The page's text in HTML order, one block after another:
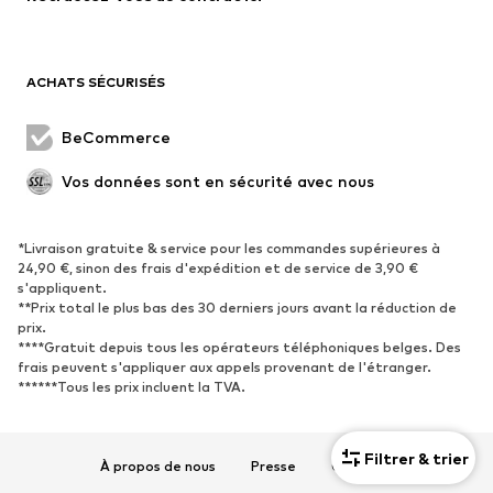
Filtrer & trier
Occasions spéciales
Nouveautés
Tendance
Baskets
Escarpins et talons hauts
Bottes
Sandales
Chaussures basses
Chaussures de sport
Ballerines
ACHATS SÉCURISÉS
BeCommerce
Vos données sont en sécurité avec nous
*Livraison gratuite & service pour les commandes supérieures à
24,90 €, sinon des frais d'expédition et de service de 3,90 €
s'appliquent.
**Prix total le plus bas des 30 derniers jours avant la réduction de
prix.
****Gratuit depuis tous les opérateurs téléphoniques belges. Des
frais peuvent s'appliquer aux appels provenant de l'étranger.
******Tous les prix incluent la TVA.
À propos de nous Presse
Carrières